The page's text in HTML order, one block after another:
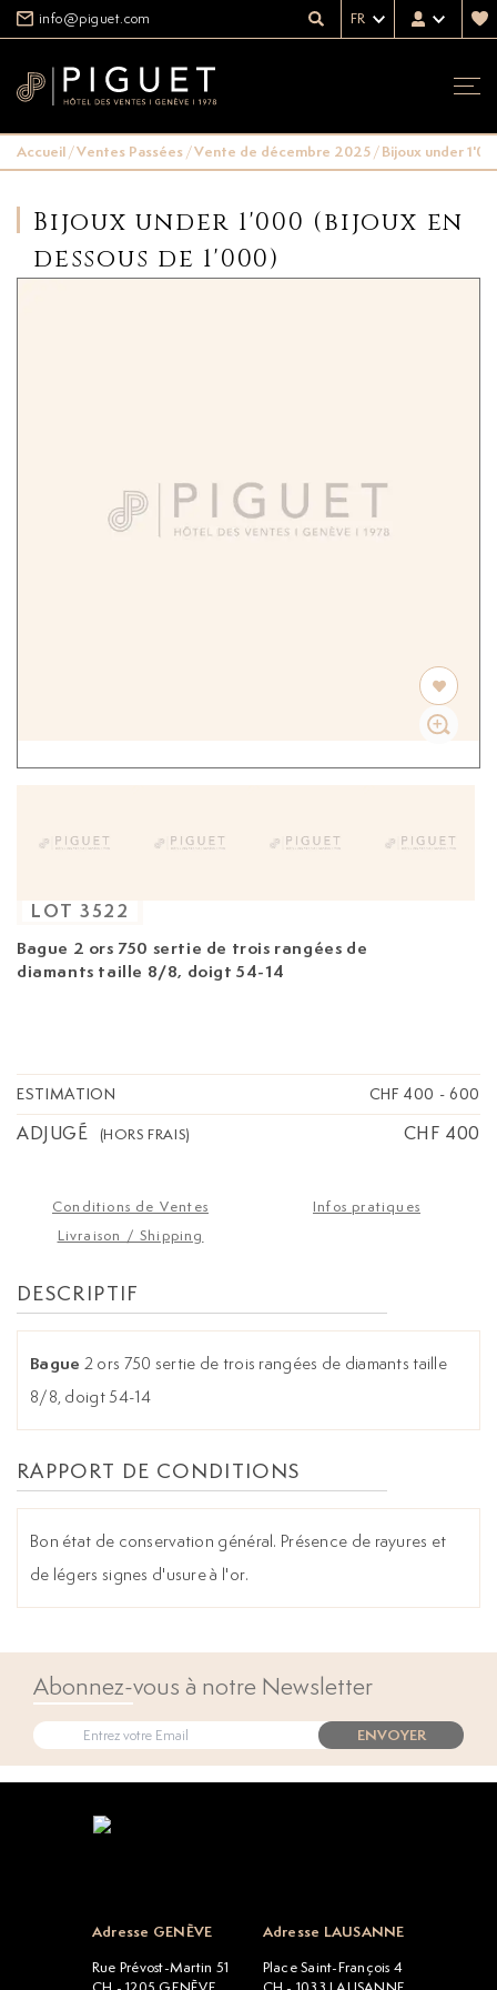
info@piguet.com FR
Accueil/Ventes Passées/Vente de décembre 2025/Bijoux under
Bijoux under 1'000 (bijoux en
dessous de 1'000)
Bague 2 ors 750 sertie de trois rangées de
diamants taille 8/8, doigt 54-14
LOT 3522
ESTIMATION CHF 400 - 600
ADJUGÉ (HORS FRAIS) CHF 400
Conditions de Ventes
Infos pratiques
Livraison / Shipping
DESCRIPTIF
Bague 2 ors 750 sertie de trois rangées de diamants taille
8/8, doigt 54-14
RAPPORT DE CONDITIONS
Bon état de conservation général. Présence de rayures et
de légers signes d'usure à l'or.
Abonnez-vous à notre Newsletter
ENVOYER
Adresse GENÈVE
Rue Prévost-Martin 51
Adresse LAUSANNE
Place Saint-François 4